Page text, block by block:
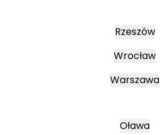
Rzeszów
Wrocław
Warszawa
Oława